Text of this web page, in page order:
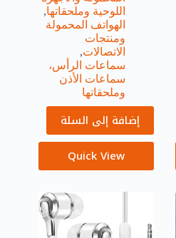
اللوحية وملحقاتها,
الهواتف المحمولة
ومنتجات
الاتصالات,
سماعات الرأس،
سماعات الأذن
وملحقاتها
إضافة إلى السلة
Quick View